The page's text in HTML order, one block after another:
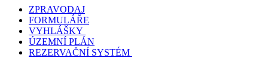
ZPRAVODAJ
FORMULÁŘE
VYHLÁŠKY
ÚZEMNÍ PLÁN
REZERVAČNÍ SYSTÉM